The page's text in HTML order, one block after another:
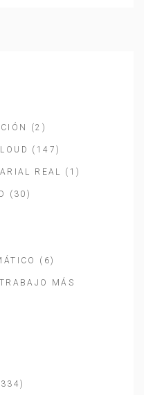
(2)
(147)
REAL (1)
(30)
(6)
MÁS